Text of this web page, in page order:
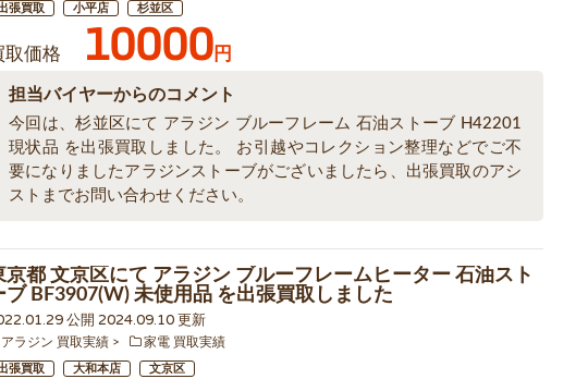
張買取 小平店 杉並区
取価格 10000円
担当バイヤーからのコメント
今回は、杉並区にて アラジン ブルーフレーム 石油ストーブ H42201
現状品 を出張買取しました。 お引越やコレクション整理などでご不
要になりましたアラジンストーブがございましたら、出張買取のアシ
ストまでお問い合わせください。
京都 文京区にて アラジン ブルーフレームヒーター 石油スト
ブ BF3907(W) 未使用品 を出張買取しました
公開 2024.09.10 更新
アラジン 買取実績 家電 買取実績
張買取 大和本店 文京区